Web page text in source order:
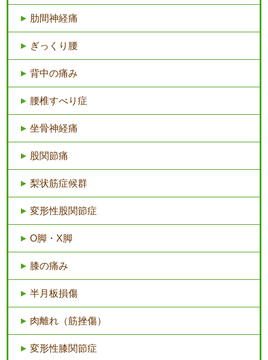
肋間神経痛
ぎっくり腰
背中の痛み
腰椎すべり症
坐骨神経痛
股関節痛
梨状筋症候群
変形性股関節症
O脚・X脚
膝の痛み
半月板損傷
肉離れ（筋挫傷）
変形性膝関節症